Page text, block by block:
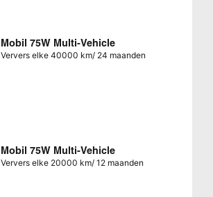
Mobil 75W Multi-Vehicle
Ververs elke 40000 km/ 24 maanden
Mobil 75W Multi-Vehicle
Ververs elke 20000 km/ 12 maanden